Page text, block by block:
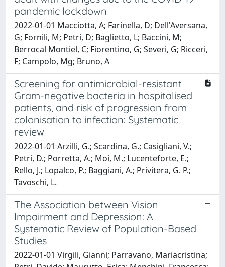
pandemic lockdown
2022-01-01 Macciotta, A; Farinella, D; Dell'Aversana,
G; Fornili, M; Petri, D; Baglietto, L; Baccini, M;
Berrocal Montiel, C; Fiorentino, G; Severi, G; Ricceri,
F; Campolo, Mg; Bruno, A
Screening for antimicrobial-resistant
Gram-negative bacteria in hospitalised
patients, and risk of progression from
colonisation to infection: Systematic
review
2022-01-01 Arzilli, G.; Scardina, G.; Casigliani, V.;
Petri, D.; Porretta, A.; Moi, M.; Lucenteforte, E.;
Rello, J.; Lopalco, P.; Baggiani, A.; Privitera, G. P.;
Tavoschi, L.
The Association between Vision
Impairment and Depression: A
Systematic Review of Population-Based
Studies
2022-01-01 Virgili, Gianni; Parravano, Mariacristina;